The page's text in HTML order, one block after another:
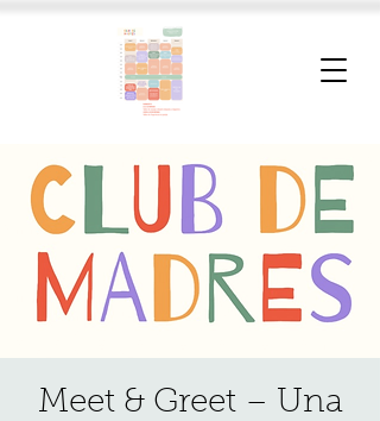
Meet & Greet – Una